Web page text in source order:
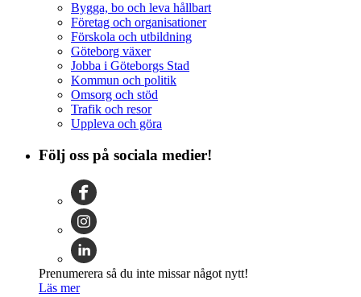
Bygga, bo och leva hållbart
Företag och organisationer
Förskola och utbildning
Göteborg växer
Jobba i Göteborgs Stad
Kommun och politik
Omsorg och stöd
Trafik och resor
Uppleva och göra
Följ oss på sociala medier!
Prenumerera så du inte missar något nytt!
Läs mer